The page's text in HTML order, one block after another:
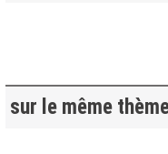
sur le même